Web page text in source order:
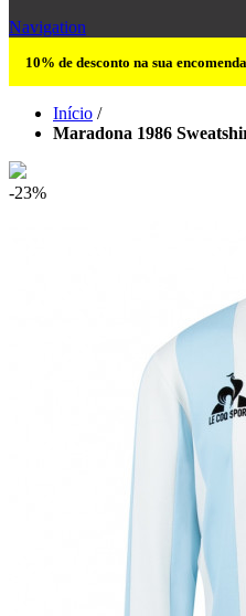
Navigation
10% de desconto na sua
Início /
Maradona 1986
-23%